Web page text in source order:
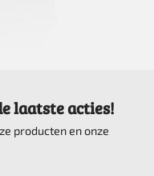
laatste acties!
producten en onze